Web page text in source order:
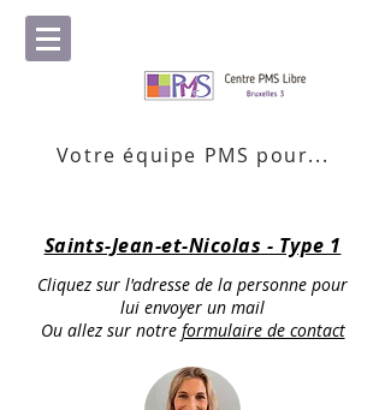
Votre équipe PMS pour...
Saints-Jean-et-Nicolas - Type 1
Cliquez sur l'adresse de la personne pour
lui envoyer un mail
Ou allez sur notre formulaire de contact